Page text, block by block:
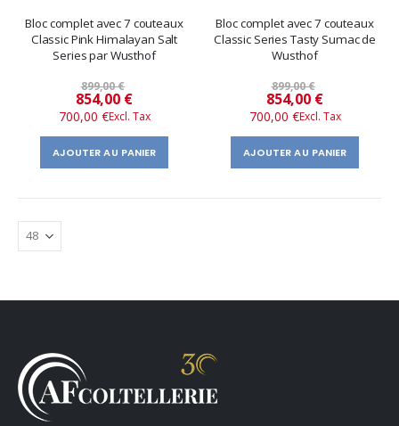
Bloc complet avec 7 couteaux
Classic Pink Himalayan Salt
Series par Wusthof
899,00 €
Prix
spécial
854,00 €
700,00 €
AJOUTER AU PANIER
Bloc complet avec 7 couteaux
Classic Series Tasty Sumac de
Wusthof
899,00 €
Prix
spécial
854,00 €
700,00 €
AJOUTER AU PANIER